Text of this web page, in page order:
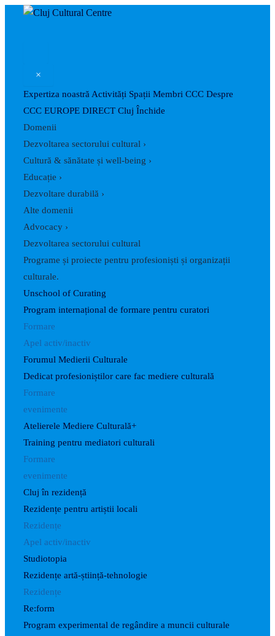
Skip
×
Expertiza noastră Activități Spații Membri CCC Despre
CCC EUROPE DIRECT Cluj Închide
Domenii
Dezvoltarea sectorului cultural ›
Cultură & sănătate și well-being ›
Educație ›
Dezvoltare durabilă ›
Alte domenii
Advocacy ›
Dezvoltarea sectorului cultural
Programe și proiecte pentru profesioniști și organizații
culturale.
Unschool of Curating
Program internațional de formare pentru curatori
Formare
Apel activ/inactiv
Forumul Medierii Culturale
Dedicat profesioniștilor care fac mediere culturală
Formare
evenimente
Atelierele Mediere Culturală+
Training pentru mediatori culturali
Formare
evenimente
Cluj în rezidență
Rezidențe pentru artiștii locali
Rezidențe
Apel activ/inactiv
Studiotopia
Rezidențe artă-știință-tehnologie
Rezidențe
Re:form
Program experimental de regândire a muncii culturale
PostSearch